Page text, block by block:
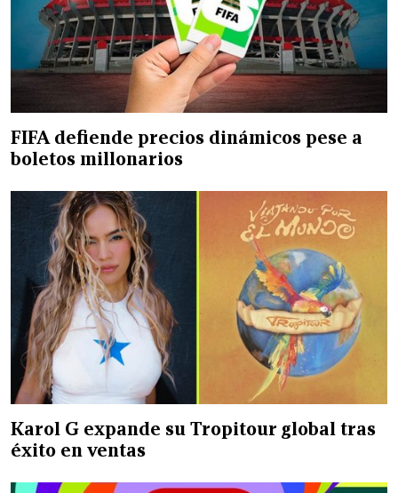
FIFA defiende precios dinámicos pese a
boletos millonarios
Karol G expande su Tropitour global tras
éxito en ventas